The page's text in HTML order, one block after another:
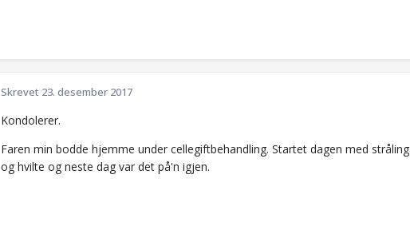
Skrevet 23. desember 2017
Kondolerer.
Faren min bodde hjemme under cellegiftbehandling. Startet dagen med
og hvilte og neste dag var det på'n igjen.